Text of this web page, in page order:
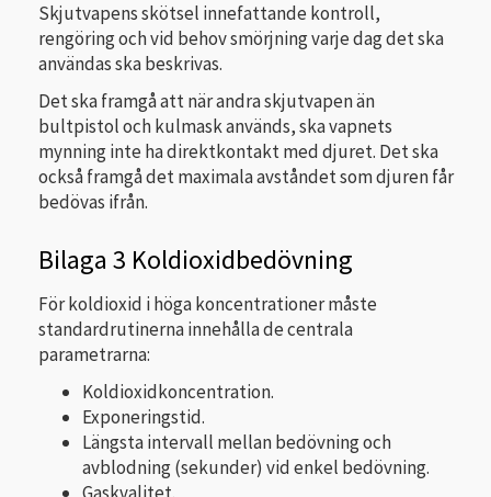
Skjutvapens skötsel innefattande kontroll,
rengöring och vid behov smörjning varje dag det ska
användas ska beskrivas.
Det ska framgå att när andra skjutvapen än
bultpistol och kulmask används, ska vapnets
mynning inte ha direktkontakt med djuret. Det ska
också framgå det maximala avståndet som djuren får
bedövas ifrån.
Bilaga 3 Koldioxidbedövning
För koldioxid i höga koncentrationer måste
standardrutinerna innehålla de centrala
parametrarna:
Koldioxidkoncentration.
Exponeringstid.
Längsta intervall mellan bedövning och
avblodning (sekunder) vid enkel bedövning.
Gaskvalitet.